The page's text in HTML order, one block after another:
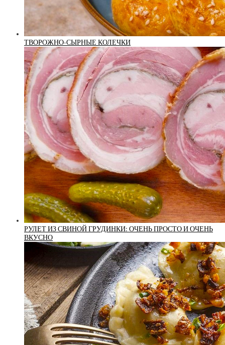
ТВОРОЖНО-СЫРНЫЕ КОЛЕЧКИ
РУЛЕТ ИЗ СВИНОЙ ГРУДИНКИ: ОЧЕНЬ ПРОСТО И ОЧЕНЬ
ВКУСНО